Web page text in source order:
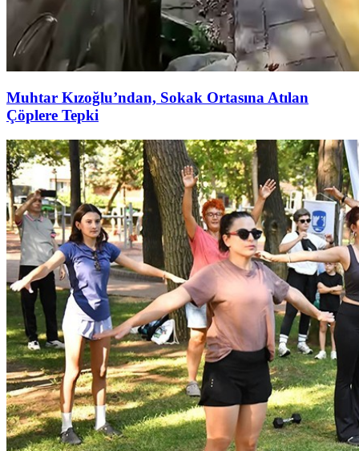
Muhtar Kızoğlu’ndan, Sokak Ortasına Atılan
Çöplere Tepki